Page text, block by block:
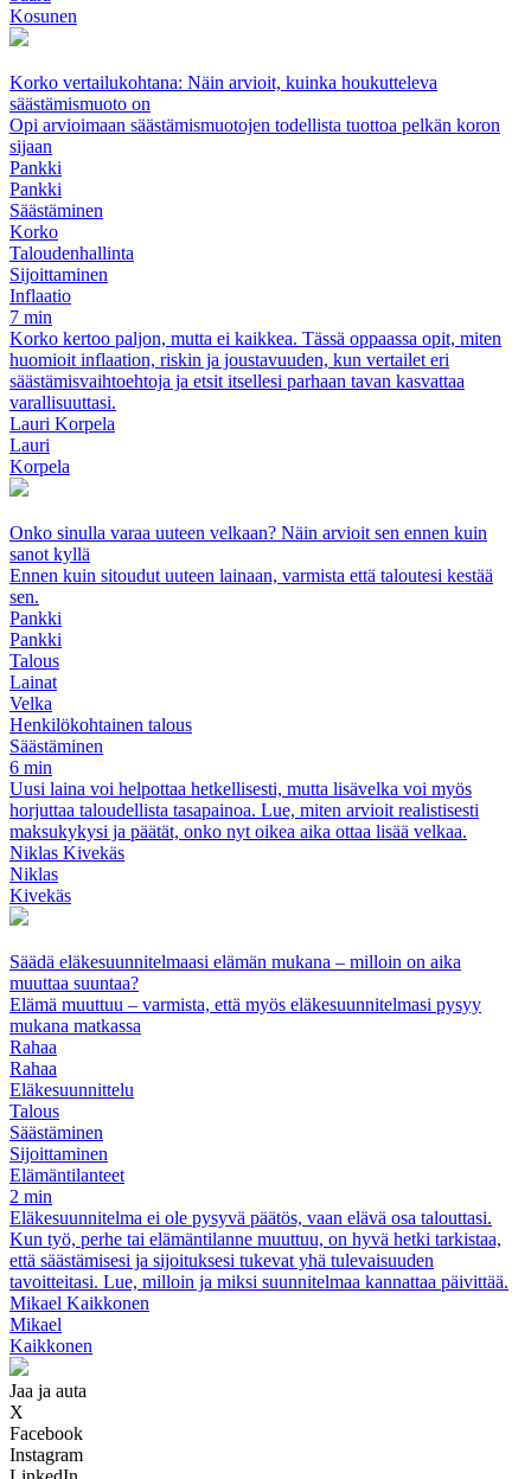
Kosunen
Korko vertailukohtana: Näin arvioit, kuinka houkutteleva
säästämismuoto on
Opi arvioimaan säästämismuotojen todellista tuottoa pelkän koron
sijaan
Pankki
Pankki
Säästäminen
Korko
Taloudenhallinta
Sijoittaminen
Inflaatio
7 min
Korko kertoo paljon, mutta ei kaikkea. Tässä oppaassa opit, miten
huomioit inflaation, riskin ja joustavuuden, kun vertailet eri
säästämisvaihtoehtoja ja etsit itsellesi parhaan tavan kasvattaa
varallisuuttasi.
Lauri Korpela
Lauri
Korpela
Onko sinulla varaa uuteen velkaan? Näin arvioit sen ennen kuin
sanot kyllä
Ennen kuin sitoudut uuteen lainaan, varmista että taloutesi kestää
sen.
Pankki
Pankki
Talous
Lainat
Velka
Henkilökohtainen talous
Säästäminen
6 min
Uusi laina voi helpottaa hetkellisesti, mutta lisävelka voi myös
horjuttaa taloudellista tasapainoa. Lue, miten arvioit realistisesti
maksukykysi ja päätät, onko nyt oikea aika ottaa lisää velkaa.
Niklas Kivekäs
Niklas
Kivekäs
Säädä eläkesuunnitelmaasi elämän mukana – milloin on aika
muuttaa suuntaa?
Elämä muuttuu – varmista, että myös eläkesuunnitelmasi pysyy
mukana matkassa
Rahaa
Rahaa
Eläkesuunnittelu
Talous
Säästäminen
Sijoittaminen
Elämäntilanteet
2 min
Eläkesuunnitelma ei ole pysyvä päätös, vaan elävä osa talouttasi.
Kun työ, perhe tai elämäntilanne muuttuu, on hyvä hetki tarkistaa,
että säästämisesi ja sijoituksesi tukevat yhä tulevaisuuden
tavoitteitasi. Lue, milloin ja miksi suunnitelmaa kannattaa päivittää.
Mikael Kaikkonen
Mikael
Kaikkonen
Jaa ja auta
X
Facebook
Instagram